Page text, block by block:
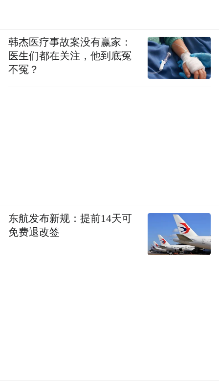
韩杰医疗事故案没有赢家：
医生们都在关注，他到底冤
不冤？
东航发布新规：提前14天可
免费退改签